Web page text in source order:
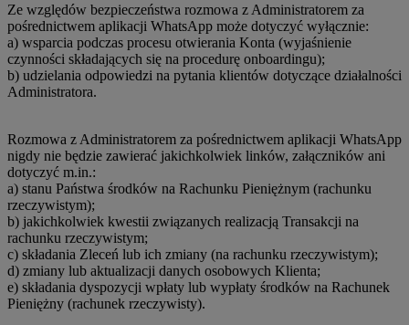
Ze względów bezpieczeństwa rozmowa z Administratorem za
pośrednictwem aplikacji WhatsApp może dotyczyć wyłącznie:
a) wsparcia podczas procesu otwierania Konta (wyjaśnienie
czynności składających się na procedurę onboardingu);
b) udzielania odpowiedzi na pytania klientów dotyczące działalności
Administratora.
Rozmowa z Administratorem za pośrednictwem aplikacji WhatsApp
nigdy nie będzie zawierać jakichkolwiek linków, załączników ani
dotyczyć m.in.:
a) stanu Państwa środków na Rachunku Pieniężnym (rachunku
rzeczywistym);
b) jakichkolwiek kwestii związanych realizacją Transakcji na
rachunku rzeczywistym;
c) składania Zleceń lub ich zmiany (na rachunku rzeczywistym);
d) zmiany lub aktualizacji danych osobowych Klienta;
e) składania dyspozycji wpłaty lub wypłaty środków na Rachunek
Pieniężny (rachunek rzeczywisty).